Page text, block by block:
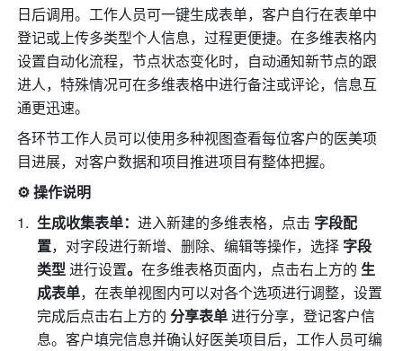
日后调用。工作人员可一键生成表单，客户自行在表单中
登记或上传多类型个人信息，过程更便捷。在多维表格内
设置自动化流程，节点状态变化时，自动通知新节点的跟
进人，特殊情况可在多维表格中进行备注或评论，信息互
通更迅速。
各环节工作人员可以使用多种视图查看每位客户的医美项
目进展，对客户数据和项目推进项目有整体把握。
⚙️ 操作说明
生成收集表单：进入新建的多维表格，点击 字段配
置，对字段进行新增、删除、编辑等操作，选择 字段
类型 进行设置。在多维表格页面内，点击右上方的 生
成表单，在表单视图内可以对各个选项进行调整，设置
完成后点击右上方的 分享表单 进行分享，登记客户信
息。客户填完信息并确认好医美项目后，工作人员可编